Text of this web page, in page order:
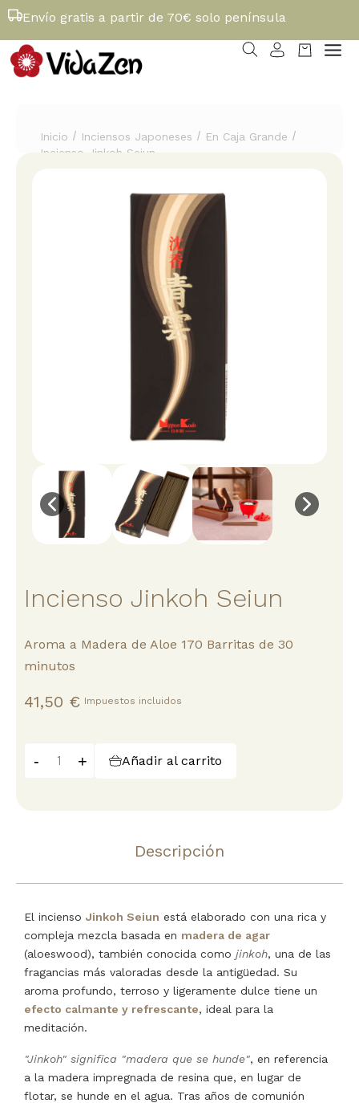
Envío gratis a partir de 70€ solo península
Inicio / Inciensos Japoneses / En Caja Grande /
Incienso Jinkoh Seiun
Incienso Jinkoh Seiun
Aroma a Madera de Aloe 170 Barritas de 30
minutos
41,50 € Impuestos incluidos
- + Añadir al carrito
Descripción
El incienso Jinkoh Seiun está elaborado con una rica y
compleja mezcla basada en madera de agar
(aloeswood), también conocida como jinkoh, una de las
fragancias más valoradas desde la antigüedad. Su
aroma profundo, terroso y ligeramente dulce tiene un
efecto calmante y refrescante, ideal para la
meditación.
"Jinkoh" significa "madera que se hunde", en referencia
a la madera impregnada de resina que, en lugar de
flotar, se hunde en el agua. Tras años de comunión